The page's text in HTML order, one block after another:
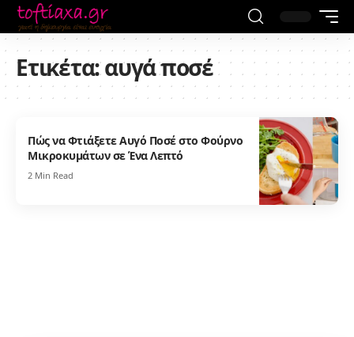
Ετικέτα:αυγά ποσέ
Πώς να Φτιάξετε Αυγό Ποσέ στο Φούρνο
Μικροκυμάτων σε Ένα Λεπτό
2 Min Read